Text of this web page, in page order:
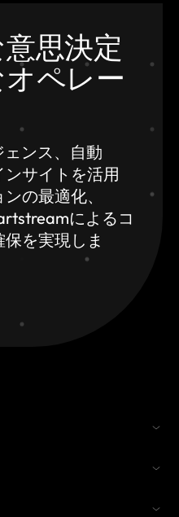
思決定
ペレー
ンス、自動
ンサイトを活用
の最適化、
によるコ
を実現しま